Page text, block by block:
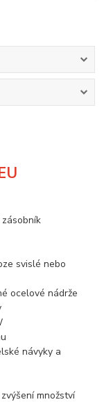
svislé nebo
ocelové nádrže
návyky a
množství